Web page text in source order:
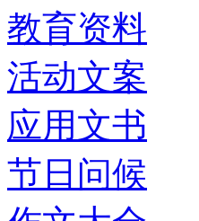
教育资料
活动文案
应用文书
节日问候